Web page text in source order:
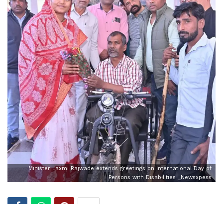
Minister Laxmi Rajwade extends greetings on International Day of
Persons with Disabilities _Newsxpess